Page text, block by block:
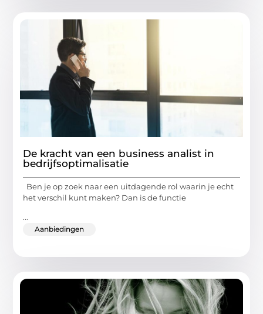
De kracht van een business analist in
bedrijfsoptimalisatie
Ben je op zoek naar een uitdagende rol waarin je echt
het verschil kunt maken? Dan is de functie
...
Aanbiedingen